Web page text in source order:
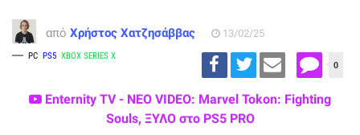
από Χρήστος Χατζησάββας 13/02/25
PC PS5 XBOX SERIES X
0
Enternity TV - ΝΕΟ VIDEO: Marvel Tokon: Fighting
Souls, ΞΥΛΟ στο PS5 PRO